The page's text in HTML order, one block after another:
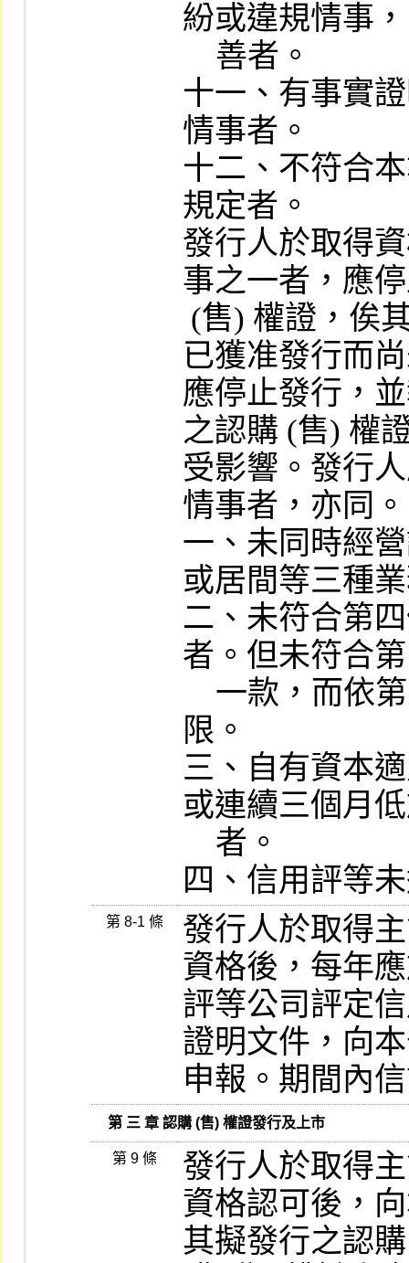
紛或違規情事
十一、有事實
情事者。
十二、不符合
規定者。
發行人於取得
事之一者，應
已獲准發行而
應停止發行，
之認購 (售) 權
受影響。發行
情事者，亦同。
一、未同時經
或居間等三種
二、未符合第
者。但未符合
限。
三、自有資本
或連續三個月
四、信用評等
第 8-1 條
發行人於取得
資格後，每年
評等公司評定
證明文件，向
申報。期間內
   第 三 章 認購 (售) 權證發行及上市
第 9 條
發行人於取得
資格認可後，
其擬發行之認